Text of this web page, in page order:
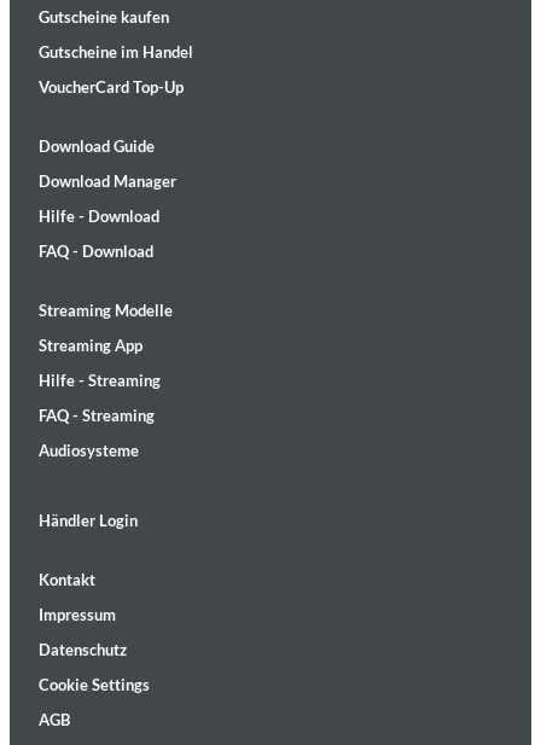
Gutscheine kaufen
Gutscheine im Handel
VoucherCard Top-Up
Download Guide
Download Manager
Hilfe - Download
FAQ - Download
Streaming Modelle
Streaming App
Hilfe - Streaming
FAQ - Streaming
Audiosysteme
Händler Login
Kontakt
Impressum
Datenschutz
Cookie Settings
AGB